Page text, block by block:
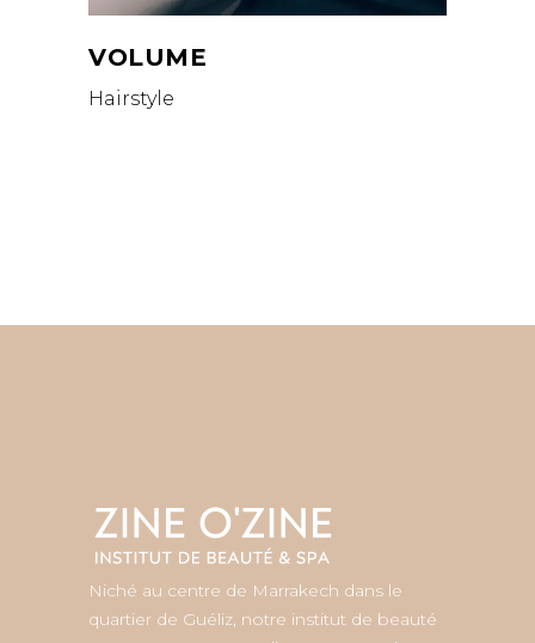
VOLUME
Hairstyle
Niché au centre de Marrakech dans le
quartier de Guéliz, notre institut de beauté